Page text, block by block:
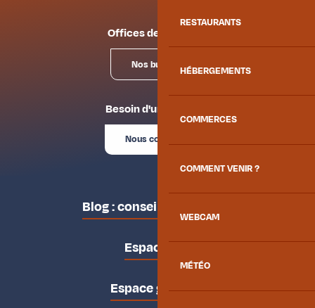
RESTAURANTS
HÉBERGEMENTS
COMMERCES
COMMENT VENIR ?
WEBCAM
MÉTÉO
Offices de tourisme
Nos bureaux
Besoin d'un conseil ?
Nous contacter
Blog : conseils des locaux
Espace pro
Espace groupes